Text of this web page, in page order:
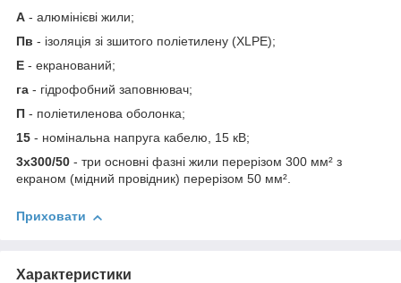
А - алюмінієві жили;
Пв - ізоляція зі зшитого поліетилену (XLPE);
Е - екранований;
га - гідрофобний заповнювач;
П - поліетиленова оболонка;
15 - номінальна напруга кабелю, 15 кВ;
3х300/50 - три основні фазні жили перерізом 300 мм² з
екраном (мідний провідник) перерізом 50 мм².
Приховати
Характеристики